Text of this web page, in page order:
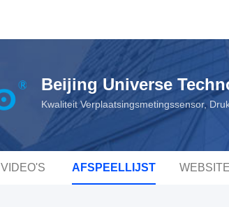
Beijing Universe
Kwaliteit Verplaatsingsmetingssensor,
VIDEO'S AFSPEELLIJST WEBSITE